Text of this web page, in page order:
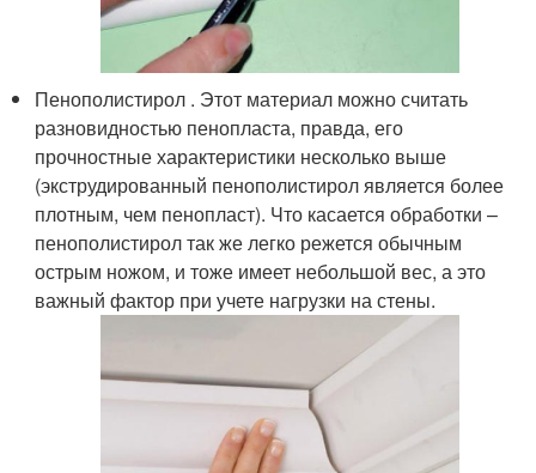
Пенополистирол . Этот материал можно считать
разновидностью пенопласта, правда, его
прочностные характеристики несколько выше
(экструдированный пенополистирол является более
плотным, чем пенопласт). Что касается обработки –
пенополистирол так же легко режется обычным
острым ножом, и тоже имеет небольшой вес, а это
важный фактор при учете нагрузки на стены.